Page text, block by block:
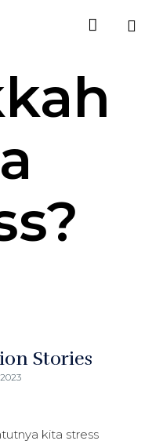

Stories
kita stress